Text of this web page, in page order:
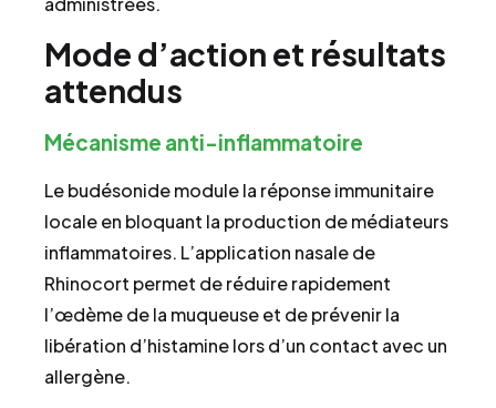
Mode d’action et résultats
attendus
Mécanisme anti-inflammatoire
Le budésonide module la réponse immunitaire
locale en bloquant la production de médiateurs
inflammatoires. L’application nasale de
Rhinocort permet de réduire rapidement
l’œdème de la muqueuse et de prévenir la
libération d’histamine lors d’un contact avec un
allergène.